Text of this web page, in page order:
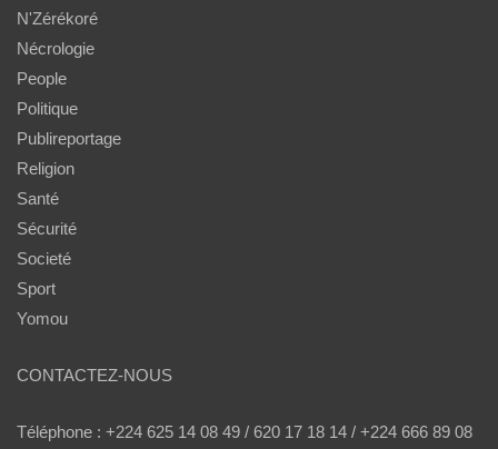
N'Zérékoré
Nécrologie
People
Politique
Publireportage
Religion
Santé
Sécurité
Societé
Sport
Yomou
CONTACTEZ-NOUS
Téléphone : +224 625 14 08 49 / 620 17 18 14 / +224 666 89 08